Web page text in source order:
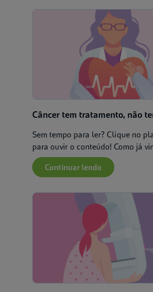
Câncer tem tratamento, não
Sem tempo para ler? Clique no
para ouvir o conteúdo! Como já
Continuar lendo